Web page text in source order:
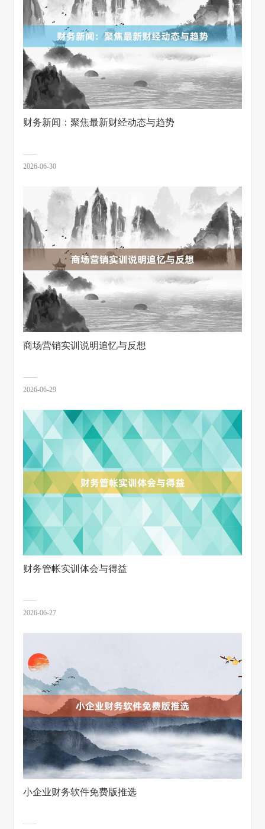
财务新闻：聚焦最新财经动态与趋势
2026-06-30
商场营销实训说明追忆与反想
2026-06-29
财务管帐实训体会与得益
2026-06-27
小企业财务软件免费版推选